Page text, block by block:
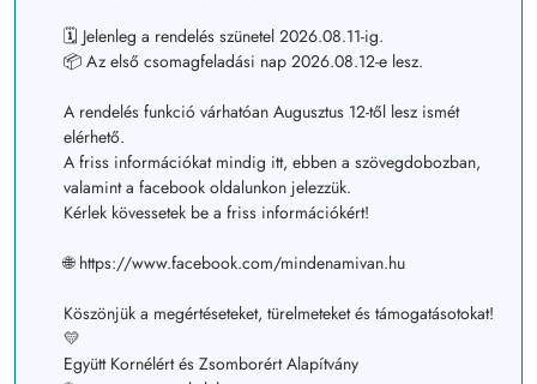
🗓️ Jelenleg a rendelés szünetel 2026.08.11-ig.
📦 Az első csomagfeladási nap 2026.08.12-e lesz.
A rendelés funkció várhatóan Augusztus 12-től lesz ismét
elérhető.
A friss információkat mindig itt, ebben a szövegdobozban,
valamint a facebook oldalunkon jelezzük.
Kérlek kövessetek be a friss információkért!
🌐 https://www.facebook.com/mindenamivan.hu
Köszönjük a megértéseteket, türelmeteket és támogatásotokat!
💛
Együtt Kornélért és Zsomborért Alapítvány